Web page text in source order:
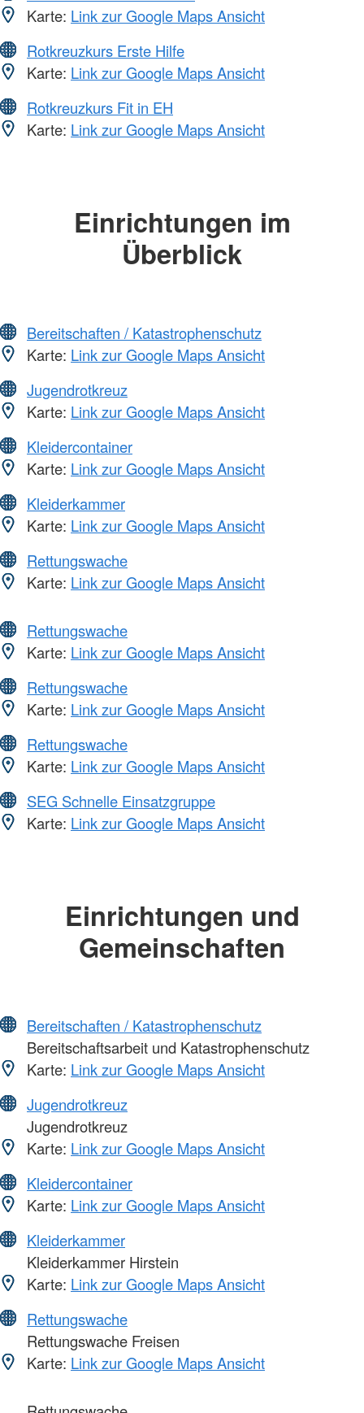
Karte: Link zur Google Maps Ansicht
Rotkreuzkurs Erste Hilfe
Karte: Link zur Google Maps Ansicht
Rotkreuzkurs Fit in EH
Karte: Link zur Google Maps Ansicht
Einrichtungen im
Überblick
Bereitschaften / Katastrophenschutz
Karte: Link zur Google Maps Ansicht
Jugendrotkreuz
Karte: Link zur Google Maps Ansicht
Kleidercontainer
Karte: Link zur Google Maps Ansicht
Kleiderkammer
Karte: Link zur Google Maps Ansicht
Rettungswache
Karte: Link zur Google Maps Ansicht
Rettungswache
Karte: Link zur Google Maps Ansicht
Rettungswache
Karte: Link zur Google Maps Ansicht
Rettungswache
Karte: Link zur Google Maps Ansicht
SEG Schnelle Einsatzgruppe
Karte: Link zur Google Maps Ansicht
Einrichtungen und
Gemeinschaften
Bereitschaften / Katastrophenschutz
Bereitschaftsarbeit und Katastrophenschutz
Karte: Link zur Google Maps Ansicht
Jugendrotkreuz
Jugendrotkreuz
Karte: Link zur Google Maps Ansicht
Kleidercontainer
Karte: Link zur Google Maps Ansicht
Kleiderkammer
Kleiderkammer Hirstein
Karte: Link zur Google Maps Ansicht
Rettungswache
Rettungswache Freisen
Karte: Link zur Google Maps Ansicht